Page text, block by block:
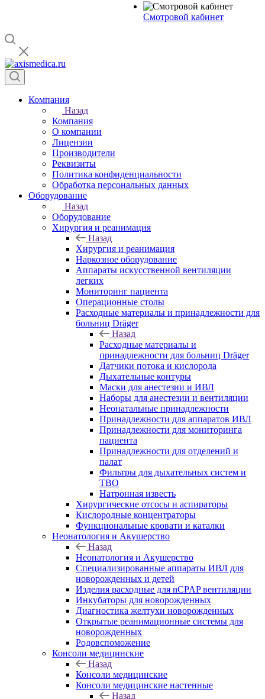
Смотровой кабинет
Компания
Назад
Компания
О компании
Лицензии
Производители
Реквизиты
Политика конфиденциальности
Обработка персональных данных
Оборудование
Назад
Оборудование
Хирургия и реанимация
Назад
Хирургия и реанимация
Наркозное оборудование
Аппараты искусственной вентиляции
легких
Мониторинг пациента
Операционные столы
Расходные материалы и принадлежности для
больниц Dräger
Назад
Расходные материалы и
принадлежности для больниц Dräger
Датчики потока и кислорода
Дыхательные контуры
Маски для анестезии и ИВЛ
Наборы для анестезии и вентиляции
Неонатальные принадлежности
Принадлежности для аппаратов ИВЛ
Принадлежности для мониторинга
пациента
Принадлежности для отделений и
палат
Фильтры для дыхательных систем и
ТВО
Натронная известь
Хирургические отсосы и аспираторы
Кислородные концентраторы
Функциональные кровати и каталки
Неонатология и Акушерство
Назад
Неонатология и Акушерство
Специализированные аппараты ИВЛ для
новорожденных и детей
Изделия расходные для nCPAP вентиляции
Инкубаторы для новорожденных
Диагностика желтухи новорожденных
Открытые реанимационные системы для
новорожденных
Родовспоможение
Консоли медицинские
Назад
Консоли медицинские
Консоли медицинские настенные
Назад